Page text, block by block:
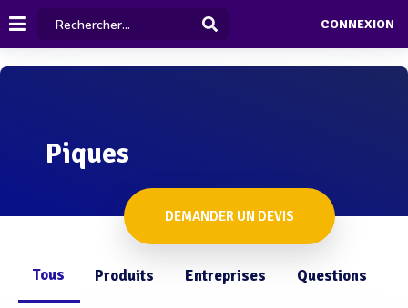
CONNEXION
Piques
DEMANDER UN DEVIS
Tous Produits Entreprises Questions